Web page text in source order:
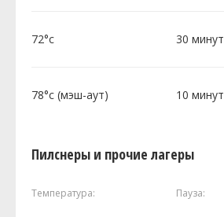
72°c 30 минут
78°c (мэш-аут) 10 минут
Пилснеры и прочие лагеры
Температура: Пауза: